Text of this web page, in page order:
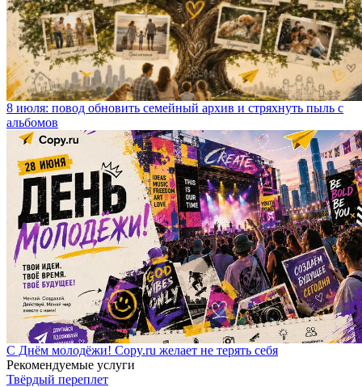
8 июля: повод обновить семейный архив и стряхнуть пыль с
альбомов
С Днём молодёжи! Copy.ru желает не терять себя
Рекомендуемые услуги
Твёрдый переплет